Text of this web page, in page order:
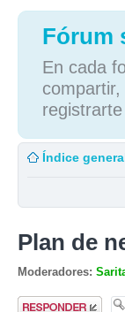
Fórum
En cada
Índice
Plan de
Moderadores:
Publicar una